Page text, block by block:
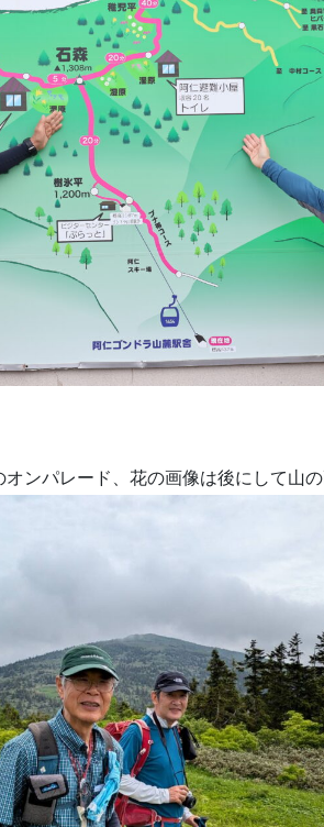
ンパレード、花の画像は後にして山の